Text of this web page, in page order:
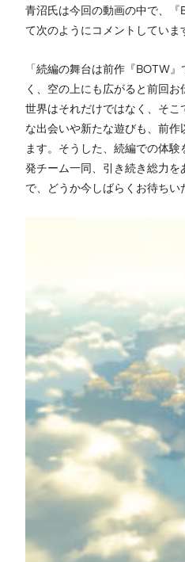
青沼氏は今回の動画の中で、
て次のようにコメントしていま
「続編の舞台は前作『BOTW
く、空の上にも広がると前回
世界はそれだけではなく、そ
な出会いや新たな遊びも、前
ます。そうした、続編での体
発チーム一同、引き続き総力
で、どうか今しばらくお待ちい